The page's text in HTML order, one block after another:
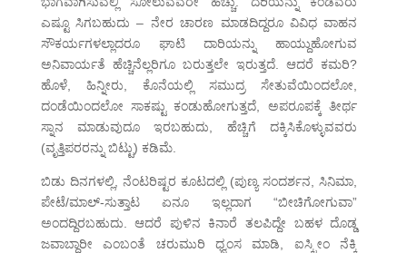
ಎಷ್ಟೂ ಸಿಗಬಹುದು – ನೇರ ಚಾರಣ ಮಾಡದಿದ್ದರೂ ವಿವಿಧ ವಾಹನ
ಸೌಕರ್ಯಗಳಲ್ಲಾದರೂ ಘಾಟಿ ದಾರಿಯನ್ನು ಹಾಯ್ದುಹೋಗುವ
ಅನಿವಾರ್ಯತೆ ಹೆಚ್ಚಿನೆಲ್ಲರಿಗೂ ಬರುತ್ತಲೇ ಇರುತ್ತದೆ. ಆದರೆ ಕಮರಿ?
ಹೊಳೆ, ಹಿನ್ನೀರು, ಕೊನೆಯಲ್ಲಿ ಸಮುದ್ರ ಸೇತುವೆಯಿಂದಲೋ,
ದಂಡೆಯಿಂದಲೋ ಸಾಕಷ್ಟು ಕಂಡುಹೋಗುತ್ತದೆ, ಅಪರೂಪಕ್ಕೆ ತೀರ್ಥ
ಸ್ನಾನ ಮಾಡುವುದೂ ಇರಬಹುದು, ಹೆಚ್ಚಿಗೆ ದಕ್ಕಿಸಿಕೊಳ್ಳುವವರು
(ವೃತ್ತಿಪರರನ್ನು ಬಿಟ್ಟು) ಕಡಿಮೆ.
ಬಿಡು ದಿನಗಳಲ್ಲಿ, ನೆಂಟರಿಷ್ಟರ ಕೂಟದಲ್ಲಿ (ಪುಣ್ಯ ಸಂದರ್ಶನ, ಸಿನಿಮಾ,
ಪೇಟೆ/ಮಾಲ್-ಸುತ್ತಾಟ ಏನೂ ಇಲ್ಲದಾಗ “ಬೀಚಿಗೋಗುವಾ”
ಅಂದದ್ದಿರಬಹುದು. ಆದರೆ ಪುಳಿನ ಕಿನಾರೆ ತಲಪಿದ್ದೇ ಬಹಳ ದೊಡ್ಡ
ಜವಾಬ್ದಾರೀ ಎಂಬಂತೆ ಚರುಮುರಿ ಧ್ವಂಸ ಮಾಡಿ, ಐಸ್ಕ್ರೀಂ ನೆಕ್ಕಿ